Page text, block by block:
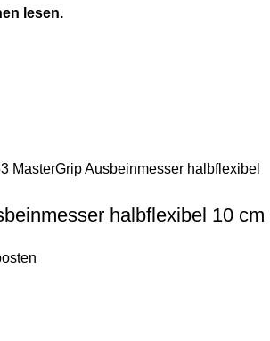
lesen.
halbflexibel 10 cm